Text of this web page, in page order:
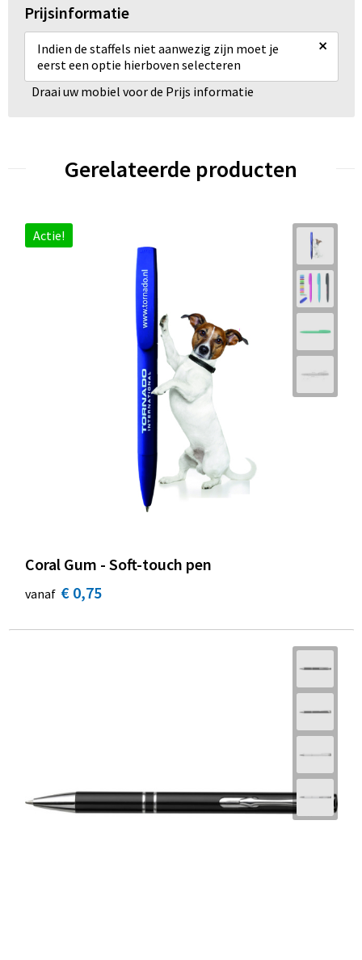
Prijsinformatie
Indien de staffels niet aanwezig zijn moet je
eerst een optie hierboven selecteren
×
Draai uw mobiel voor de Prijs informatie
Gerelateerde producten
Actie!
Coral Gum - Soft-touch pen
vanaf € 0,75